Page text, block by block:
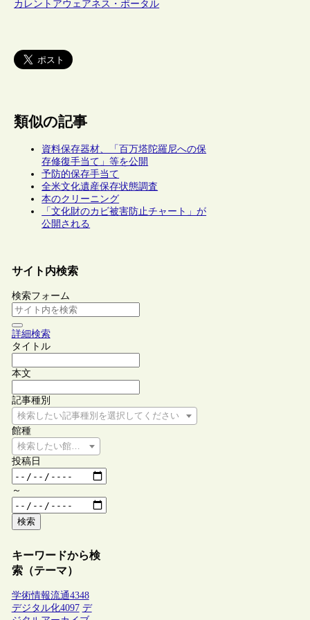
カレントアウェアネス・ポータル
類似の記事
資料保存器材、「百万塔陀羅尼への保
存修復手当て」等を公開
予防的保存手当て
全米文化遺産保存状態調査
本のクリーニング
「文化財のカビ被害防止チャート」が
公開される
サイト内検索
検索フォーム
詳細検索
タイトル
本文
記事種別
検索したい記事種別を選択してください
館種
検索したい館種を選択してください
投稿日
～
検索
キーワードから検
索（テーマ）
学術情報流通4348
デジタル化4097 デ